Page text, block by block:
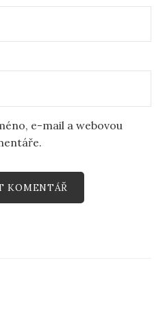
e-mail a webovou